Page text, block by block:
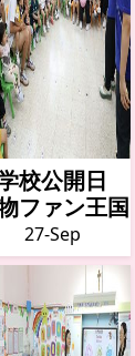
校公開日
ファン王国
27-Sep